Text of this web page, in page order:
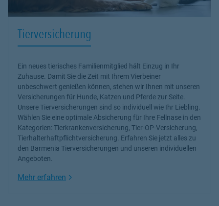
Tierversicherung
Ein neues tierisches Familienmitglied hält Einzug in Ihr
Zuhause. Damit Sie die Zeit mit Ihrem Vierbeiner
unbeschwert genießen können, stehen wir Ihnen mit unseren
Versicherungen für Hunde, Katzen und Pferde zur Seite.
Unsere Tierversicherungen sind so individuell wie Ihr Liebling.
Wählen Sie eine optimale Absicherung für Ihre Fellnase in den
Kategorien: Tierkrankenversicherung, Tier-OP-Versicherung,
Tierhalterhaftpflichtversicherung. Erfahren Sie jetzt alles zu
den Barmenia Tierversicherungen und unseren individuellen
Angeboten.
Mehr erfahren Link Opens in New Tab